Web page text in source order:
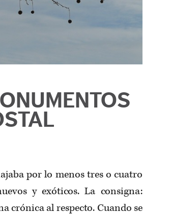
por lo menos tres o cuatro
y exóticos. La consigna:
crónica al respecto. Cuando se